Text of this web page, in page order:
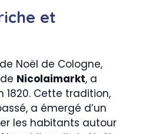
et
Noël de Cologne,
Nicolaimarkt, a
1820. Cette tradition,
a émergé d’un
les habitants autour